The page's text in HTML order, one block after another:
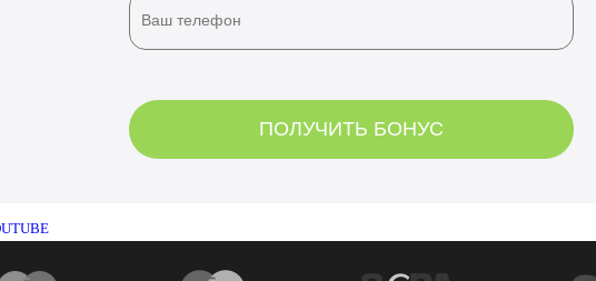
ПОЛУЧИТЬ БОНУС